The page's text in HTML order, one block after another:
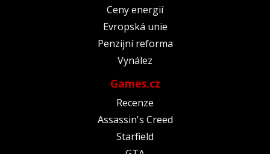
Ceny energií
Evropská unie
Penzijní reforma
Vynález
Games.cz
Recenze
Assassin's Creed
Starfield